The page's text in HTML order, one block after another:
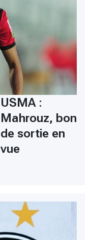
USMA :
Mahrouz, bon
de sortie en
vue